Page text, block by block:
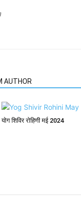
AUTHOR
योग शिविर रोहिणी मई 2024